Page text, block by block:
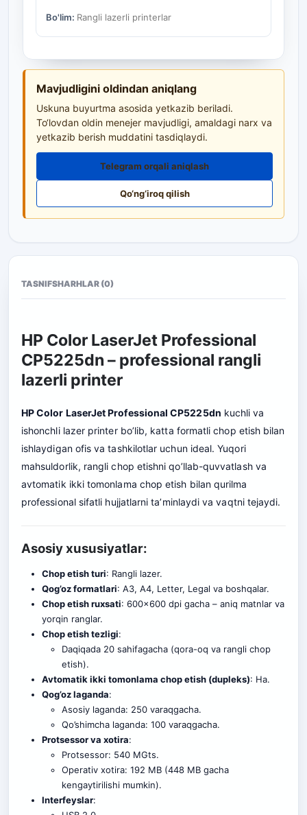
Bo'lim: Rangli lazerli printerlar
Mavjudligini oldindan aniqlang
Uskuna buyurtma asosida yetkazib beriladi.
To‘lovdan oldin menejer mavjudligi, amaldagi narx va
yetkazib berish muddatini tasdiqlaydi.
Telegram orqali aniqlash
Qo‘ng‘iroq qilish
TASNIFSHARHLAR (0)
HP Color LaserJet Professional
CP5225dn – professional rangli
lazerli printer
HP Color LaserJet Professional CP5225dn kuchli va
ishonchli lazer printer bo’lib, katta formatli chop etish bilan
ishlaydigan ofis va tashkilotlar uchun ideal. Yuqori
mahsuldorlik, rangli chop etishni qo’llab-quvvatlash va
avtomatik ikki tomonlama chop etish bilan qurilma
professional sifatli hujjatlarni ta’minlaydi va vaqtni tejaydi.
Asosiy xususiyatlar:
Chop etish turi: Rangli lazer.
Qog’oz formatlari: A3, A4, Letter, Legal va boshqalar.
Chop etish ruxsati: 600×600 dpi gacha – aniq matnlar va
yorqin ranglar.
Chop etish tezligi:
Daqiqada 20 sahifagacha (qora-oq va rangli chop
etish).
Avtomatik ikki tomonlama chop etish (dupleks): Ha.
Qog’oz laganda:
Asosiy laganda: 250 varaqgacha.
Qo’shimcha laganda: 100 varaqgacha.
Protsessor va xotira:
Protsessor: 540 MGts.
Operativ xotira: 192 MB (448 MB gacha
kengaytirilishi mumkin).
Interfeyslar: